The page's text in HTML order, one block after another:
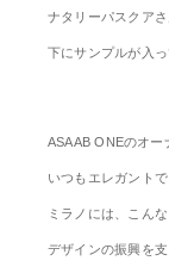
ナタリーパスクア
下にサンプルが入っ
ASAAB ONEのオー
いつもエレガント
ミラノには、こん
デザインの振興を